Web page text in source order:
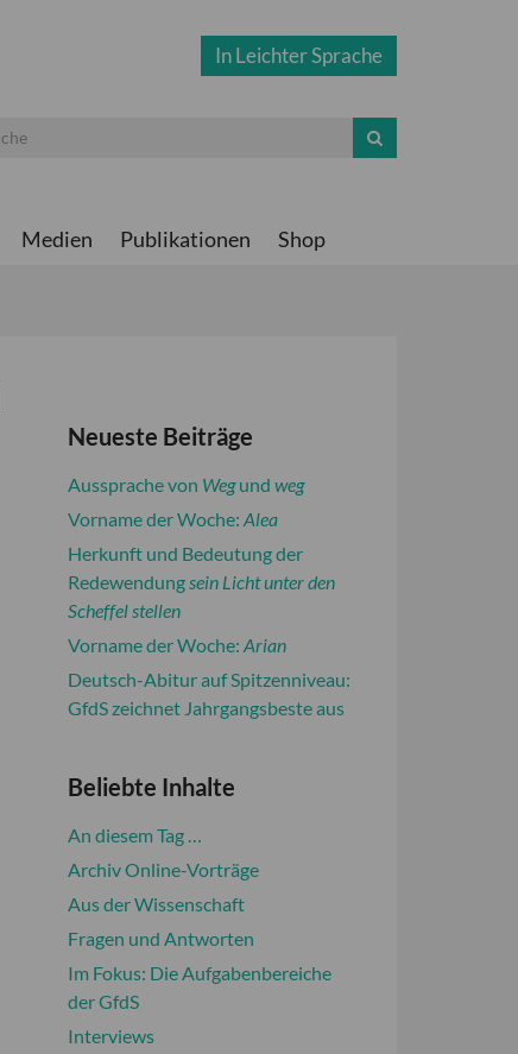
In Leichter Sprache
Medien Publikationen Shop
Neueste Beiträge
Aussprache von Wegund weg
Vorname der Woche: Alea
Herkunft und Bedeutung der
Redewendungsein Licht unter den
Scheffel stellen
Vorname der Woche: Arian
Deutsch-Abitur auf Spitzenniveau:
GfdS zeichnet Jahrgangsbeste aus
Beliebte Inhalte
An diesem Tag …
Archiv Online-Vorträge
Aus der Wissenschaft
Fragen und Antworten
Im Fokus: Die Aufgabenbereiche
der GfdS
Interviews